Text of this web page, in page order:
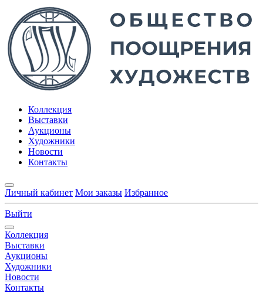
Коллекция
Выставки
Аукционы
Художники
Новости
Контакты
Личный кабинет Мои заказы Избранное
Выйти
Коллекция
Выставки
Аукционы
Художники
Новости
Контакты